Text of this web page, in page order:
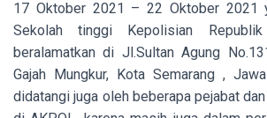
17 Oktober 2021 – 22 Oktober 2021
Sekolah tinggi Kepolisian
beralamatkan di Jl.Sultan Agung
Gajah Mungkur, Kota Semarang ,
didatangi juga oleh beberapa pejabat